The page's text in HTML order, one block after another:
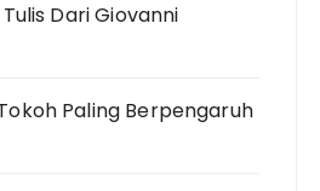
Dari Giovanni
Paling Berpengaruh